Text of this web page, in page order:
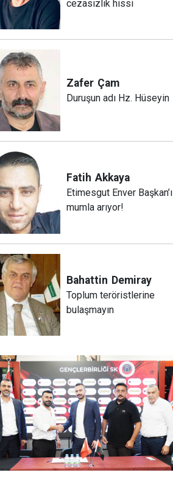
cezasızlık hissi
Zafer Çam
Duruşun adı Hz. Hüseyin
Fatih Akkaya
Etimesgut Enver Başkan’ı
mumla arıyor!
Bahattin Demiray
Toplum teröristlerine
bulaşmayın